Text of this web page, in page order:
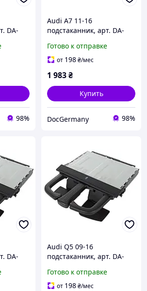
DA-
98%
Audi A7 11-16
подстаканник, арт. DA-
Готово к отправке
от 198₴/мес
1 983₴
Купить
DocGermany 98%
DA-
Audi Q5 09-16
подстаканник, арт. DA-
Готово к отправке
от 198₴/мес